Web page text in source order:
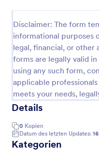
Disclaimer: The form
informational purposes
legal, financial, or other
forms are legally valid
using any such form,
applicable
meets your needs,
Details
0 Kopien
Datum des letzten Updates:
Kategorien